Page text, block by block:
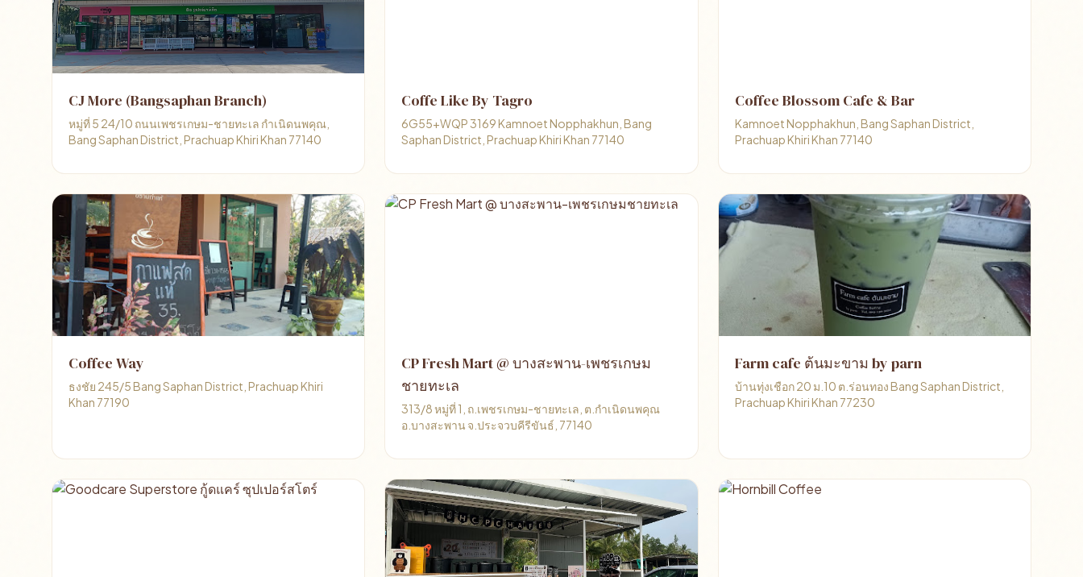
CJ More (Bangsaphan Branch)
หมู่ที่ 5 24/10 ถนนเพชรเกษม-ชายทะเล กำเนิดนพคุณ,
Bang Saphan District, Prachuap Khiri Khan 77140
Coffe Like By Tagro
6G55+WQP 3169 Kamnoet Nopphakhun, Bang
Saphan District, Prachuap Khiri Khan 77140
Coffee Blossom Cafe & Bar
Kamnoet Nopphakhun, Bang Saphan District,
Prachuap Khiri Khan 77140
Coffee Way
ธงชัย 245/5 Bang Saphan District, Prachuap Khiri
Khan 77190
CP Fresh Mart @ บางสะพาน-เพชรเกษม
ชายทะเล
313/8 หมู่ที่ 1, ถ.เพชรเกษม-ชายทะเล, ต.กำเนิดนพคุณ
อ.บางสะพาน จ.ประจวบคีรีขันธ์, 77140
Farm cafe ต้นมะขาม by parn
บ้านทุ่งเชือก 20 ม.10 ต.ร่อนทอง Bang Saphan District,
Prachuap Khiri Khan 77230